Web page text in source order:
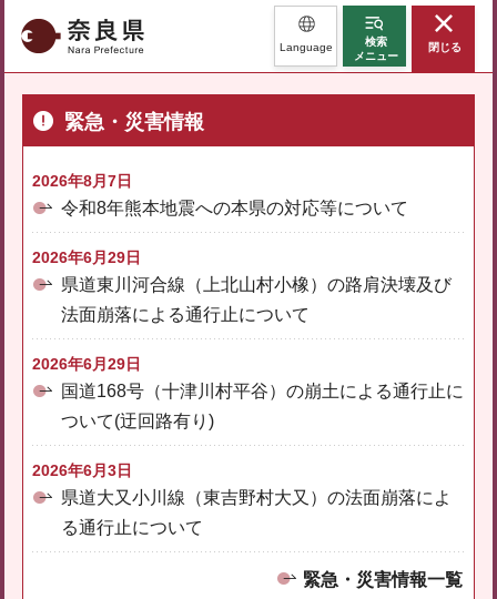
奈良県 Language
検索
メニュー
閉じる
緊急・災害情報
2026年8月7日
令和8年熊本地震への本県の対応等について
2026年6月29日
県道東川河合線（上北山村小橡）の路肩決壊及び
法面崩落による通行止について
2026年6月29日
国道168号（十津川村平谷）の崩土による通行止に
ついて(迂回路有り)
2026年6月3日
県道大又小川線（東吉野村大又）の法面崩落によ
る通行止について
緊急・災害情報一覧